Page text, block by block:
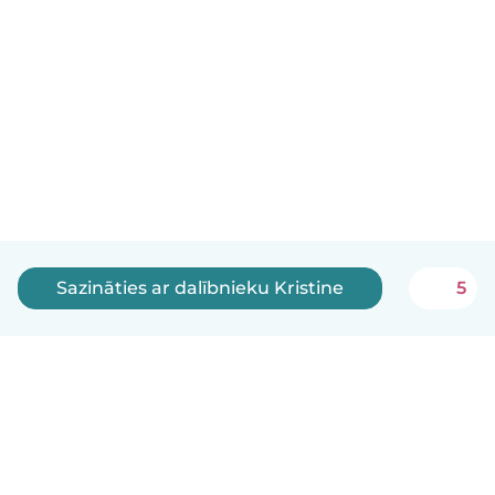
Sazināties ar dalībnieku Kristine 5